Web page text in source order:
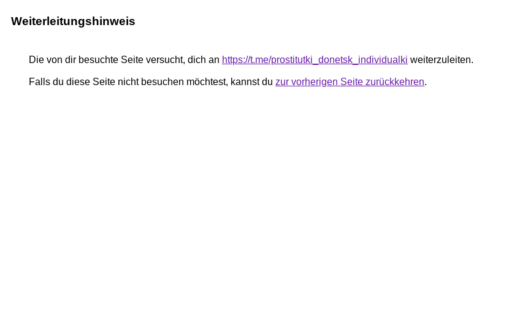
Weiterleitungshinweis
Die von dir besuchte Seite versucht, dich an https://t.me/prostitutki_donetsk_individualki weiterzuleiten.
Falls du diese Seite nicht besuchen möchtest, kannst du zur vorherigen Seite zurückkehren.